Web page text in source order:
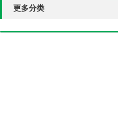
更多分类